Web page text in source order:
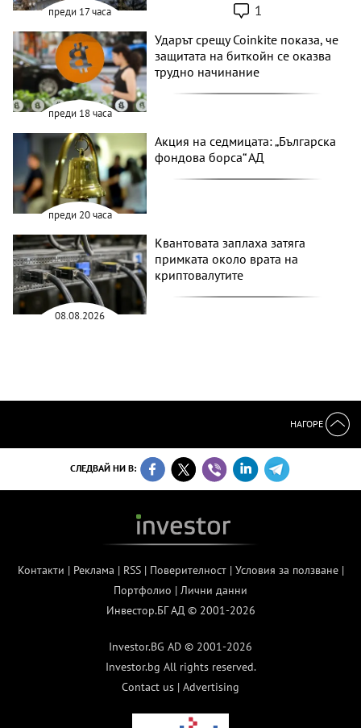
преди 17 часа 1
преди 18 часа
Ударът срещу Coinkite показа, че
защитата на биткойн се оказва
трудно начинание
преди 20 часа
Акция на седмицата: „Българска
фондова борса“ АД
08.08.2026
Квантовата заплаха затяга
примката около врата на
криптовалутите
НАГОРЕ
СЛЕДВАЙ НИ В:
Контакти | Реклама | RSS| Поверителност| Условия за ползване|
Портфолио | Лични данни
Инвестор.БГ АД © 2001-2026
Investor.BG AD © 2001-2026
Investor.bg All rights reserved.
Contact us | Advertising